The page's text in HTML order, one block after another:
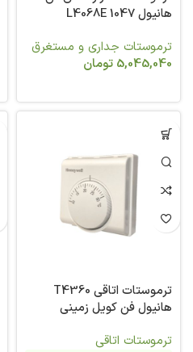
هانیول L4068E 1047
ترموستات جداری و مستغرق
5,045,040 تومان
ترموستات اتاقی T4360
هانیول فن کویل زمینی
ترموستات اتاقی